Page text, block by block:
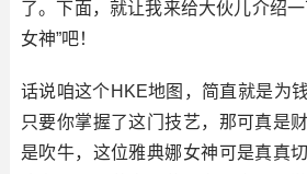
了。下面，就让我来给大伙儿介绍
女神”吧！
话说咱这个HKE地图，简直就是为
只要你掌握了这门技艺，那可真是
是吹牛，这位雅典娜女神可是真真